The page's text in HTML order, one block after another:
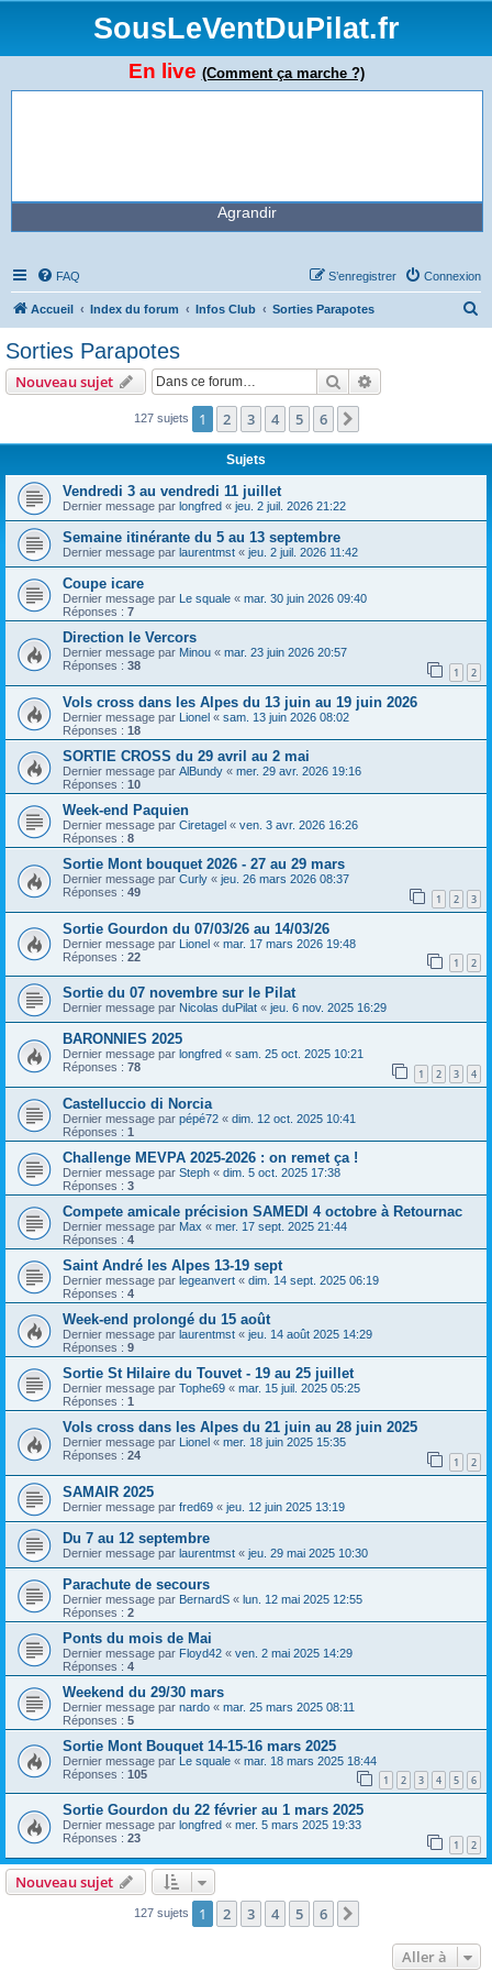
SousLeVentDuPilat.fr
En live (Comment ça marche ?)
Agrandir
FAQ Connexion
S’enregistrer
Accueil Index du forum Infos Club Sorties Parapotes
e
Sorties Parapotes
Nouveau sujet Rechercher
127 sujets 1 2 3 4 5 6
Sujets
Vendredi 3 au vendredi 11 juillet
Dernier message par longfred « jeu. 2 juil. 2026 21:22
Semaine itinérante du 5 au 13 septembre
Dernier message par laurentmst « jeu. 2 juil. 2026 11:42
Coupe icare
Dernier message par Le squale « mar. 30 juin 2026 09:40
Réponses : 7
Direction le Vercors
Dernier message par Minou « mar. 23 juin 2026 20:57
Réponses : 38 1 2
Vols cross dans les Alpes du 13 juin au 19 juin 2026
Dernier message par Lionel « sam. 13 juin 2026 08:02
Réponses : 18
SORTIE CROSS du 29 avril au 2 mai
Dernier message par AlBundy « mer. 29 avr. 2026 19:16
Réponses : 10
Week-end Paquien
Dernier message par Ciretagel « ven. 3 avr. 2026 16:26
Réponses : 8
Sortie Mont bouquet 2026 - 27 au 29 mars
Dernier message par Curly « jeu. 26 mars 2026 08:37
Réponses : 49 1 2 3
Sortie Gourdon du 07/03/26 au 14/03/26
Dernier message par Lionel « mar. 17 mars 2026 19:48
Réponses : 22 1 2
Sortie du 07 novembre sur le Pilat
Dernier message par Nicolas duPilat « jeu. 6 nov. 2025 16:29
BARONNIES 2025
Dernier message par longfred « sam. 25 oct. 2025 10:21
Réponses : 78 1 2 3 4
Castelluccio di Norcia
Dernier message par pépé72 « dim. 12 oct. 2025 10:41
Réponses : 1
Challenge MEVPA 2025-2026 : on remet ça !
Dernier message par Steph « dim. 5 oct. 2025 17:38
Réponses : 3
Compete amicale précision SAMEDI 4 octobre à Retournac
Dernier message par Max « mer. 17 sept. 2025 21:44
Réponses : 4
Saint André les Alpes 13-19 sept
Dernier message par legeanvert « dim. 14 sept. 2025 06:19
Réponses : 4
Week-end prolongé du 15 août
Dernier message par laurentmst « jeu. 14 août 2025 14:29
Réponses : 9
Sortie St Hilaire du Touvet - 19 au 25 juillet
Dernier message par Tophe69 « mar. 15 juil. 2025 05:25
Réponses : 1
Vols cross dans les Alpes du 21 juin au 28 juin 2025
Dernier message par Lionel « mer. 18 juin 2025 15:35
Réponses : 24 1 2
SAMAIR 2025
Dernier message par fred69 « jeu. 12 juin 2025 13:19
Du 7 au 12 septembre
Dernier message par laurentmst « jeu. 29 mai 2025 10:30
Parachute de secours
Dernier message par BernardS « lun. 12 mai 2025 12:55
Réponses : 2
Ponts du mois de Mai
Dernier message par Floyd42 « ven. 2 mai 2025 14:29
Réponses : 4
Weekend du 29/30 mars
Dernier message par nardo « mar. 25 mars 2025 08:11
Réponses : 5
Sortie Mont Bouquet 14-15-16 mars 2025
Dernier message par Le squale « mar. 18 mars 2025 18:44
Réponses : 105 1 2 3 4 5 6
Sortie Gourdon du 22 février au 1 mars 2025
Dernier message par longfred « mer. 5 mars 2025 19:33
Réponses : 23 1 2
Nouveau sujet
127 sujets 1 2 3 4 5 6
Aller à